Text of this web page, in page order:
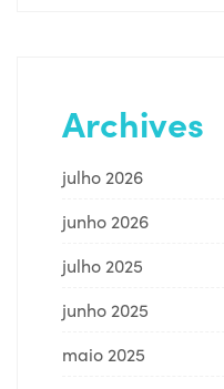
Archives
julho 2026
junho 2026
julho 2025
junho 2025
maio 2025